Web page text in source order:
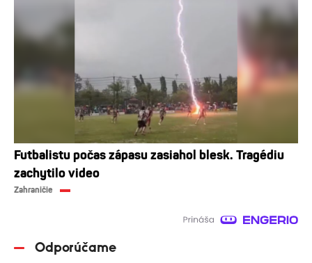
Futbalistu počas zápasu zasiahol blesk. Tragédiu
zachytilo video
Zahraničie
Odporúčame